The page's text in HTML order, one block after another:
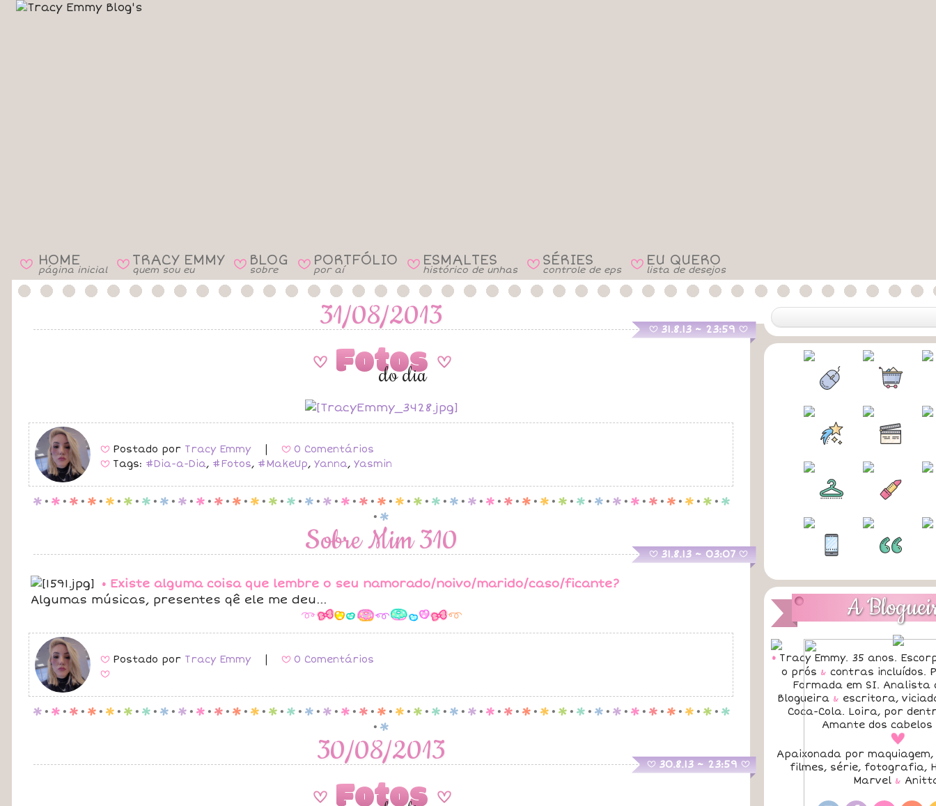
B HOME
página inicial B TRACY EMMY
quem sou eu B BLOG
sobre B PORTFÓLIO
por aí B ESMALTES
histórico de unhas B SÉRIES
controle de eps B EU QUERO
lista de desejos
31/08/2013 B 31.8.13 ~ 23:59 B
AFotos A
do dia
B Postado por Tracy Emmy B 0 Comentários
B Tags: #Dia-a-Dia, #Fotos, #MakeUp, Yanna, Yasmin
p . p . p . p . p . p . p . p . p . p . p . p . p . p . p . p . p . p . p . p . p . p . p . p . p . p . p . p . p . p . p . p . p . p . p . p . p . p . p
. p
Sobre Mim 310 B 31.8.13 ~ 03:07 B
• Existe alguma coisa que lembre o seu namorado/noivo/marido/caso/ficante?
Algumas músicas, presentes qê ele me deu...
B Postado por Tracy Emmy B 0 Comentários
B
p . p . p . p . p . p . p . p . p . p . p . p . p . p . p . p . p . p . p . p . p . p . p . p . p . p . p . p . p . p . p . p . p . p . p . p . p . p . p
. p
30/08/2013 B 30.8.13 ~ 23:59 B
A A
A
• Tracy Emmy. 35 anos.
o prós & contras incluídos.
Formada em SI. Analista
Blogueira & escritora,
Coca-Cola. Loira, por
Amante dos
a
Apaixonada por maquiagem,
filmes, série, fotografia,
Marvel &